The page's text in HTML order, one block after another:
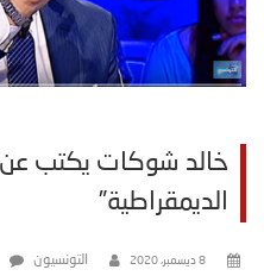
خالد شوكات يكتب
الديمقراطية”
8 ديسمبر، 2020 التونسيون